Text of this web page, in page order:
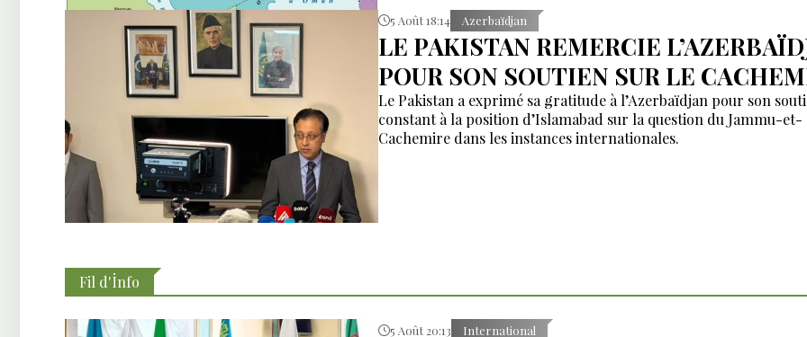
5 Août 18:14 Azerbaïdjan
LE PAKISTAN REMERCIE
POUR SON SOUTIEN SUR LE
Le Pakistan a exprimé sa gratitude à l’Azerbaïdjan pour son
constant à la position d’Islamabad sur la question du Jammu-et-
Cachemire dans les instances internationales.
Fil d'İnfo
5 Août 20:13 International